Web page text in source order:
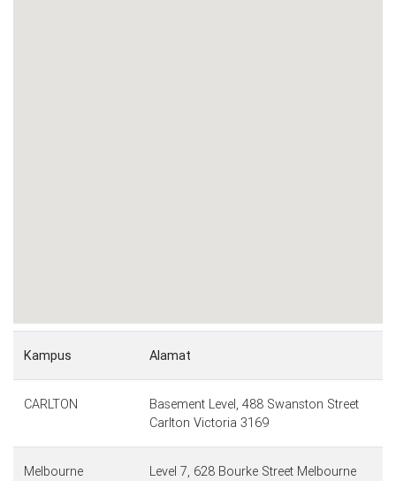
Kampus Alamat
CARLTON
Basement Level, 488 Swanston Street
Carlton Victoria 3169
Melbourne
Level 7, 628 Bourke Street Melbourne